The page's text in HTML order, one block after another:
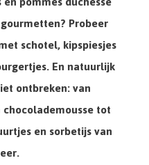
Probeer
schotel, kipspiesjes
En natuurlijk
ontbreken: van
tot
en sorbetijs van